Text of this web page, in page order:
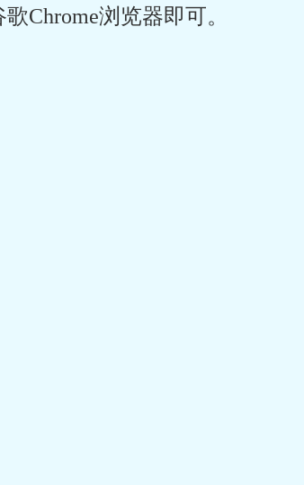
Chrome浏览器即可。